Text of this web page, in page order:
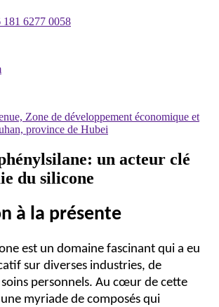
181 6277 0058
Zone de développement économique et
province de Hubei
un acteur clé
du silicone
à la présente
est un domaine fascinant qui a eu
sur diverses industries, de
personnels. Au cœur de cette
myriade de composés qui